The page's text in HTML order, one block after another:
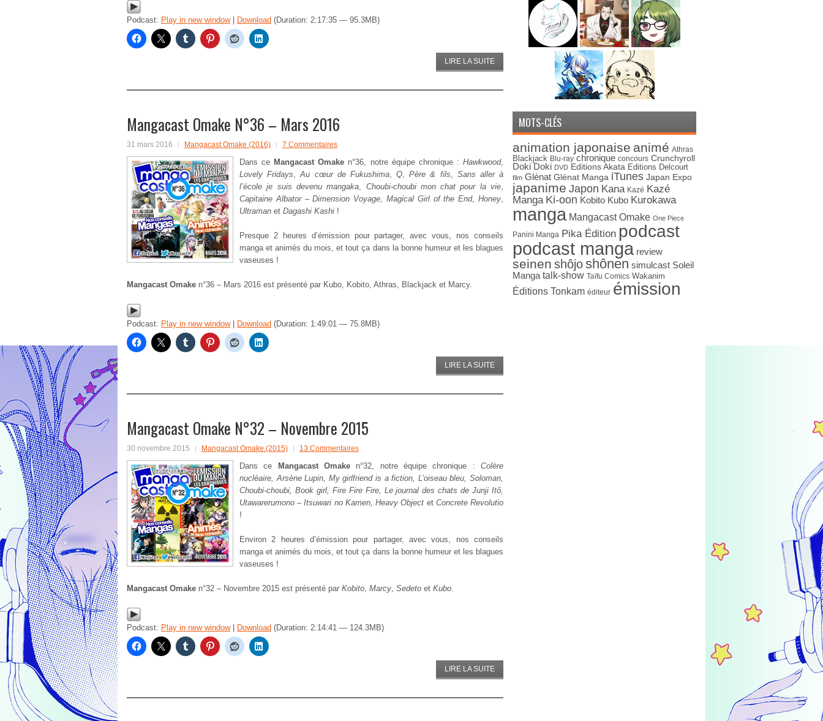
Podcast: Play in new window| Download (Duration: 2:17:35 — 95.3MB)
LIRE LA SUITE
Mangacast Omake N°36 – Mars 2016
31 mars 2016 Mangacast Omake (2016) 7 Commentaires
Dans ce Mangacast Omake n°36, notre équipe chronique :Hawkwood,
Lovely Fridays,Au cœur de Fukushima,Q,Père & fils, Sans aller à
l’école je suis devenu mangaka, Choubi-choubi mon chat pour la vie,
Capitaine Albator – Dimension Voyage,Magical Girl of the End,Honey,
Ultraman et Dagashi Kashi !
Presque 2 heures d’émission pour partager, avec vous, nos conseils
manga et animés du mois, et tout ça dans la bonne humeur et les blagues
vaseuses !
Mangacast Omake n°36 – Mars 2016 est présenté par Kubo, Kobito, Athras, Blackjack et Marcy.
Podcast: Play in new window| Download (Duration: 1:49:01 — 75.8MB)
LIRE LA SUITE
Mangacast Omake N°32 – Novembre 2015
30 novembre 2015 Mangacast Omake (2015) 13 Commentaires
Dans ce Mangacast Omake n°32, notre équipe chronique :Colère
nucléaire, Arsène Lupin, My girlfriend is a fiction, L’oiseau bleu, Soloman,
Choubi-choubi, Book girl, Fire Fire Fire, Le journal des chats de Junji Itô,
Utawarerumono – Itsuwari no Kamen, Heavy Object etConcrete Revolutio
!
Environ 2 heures d’émission pour partager, avec vous, nos conseils
manga et animés du mois, et tout ça dans la bonne humeur et les blagues
vaseuses !
Mangacast Omake n°32 – Novembre 2015 est présenté par Kobito, Marcy, Sedeto et Kubo.
Podcast: Play in new window| Download (Duration: 2:14:41 — 124.3MB)
LIRE LA SUITE
MOTS-CLÉS
animation japonaise animé Athras
Blackjack Blu-ray chronique concours Crunchyroll
Doki Doki DVD Editions Akata Editions Delcourt
film Glénat Glénat Manga iTunes Japan Expo
japanime Japon Kana Kazé Kazé
Manga Ki-oon Kobito Kubo Kurokawa
manga Mangacast Omake One Piece
Panini Manga Pika Édition podcast
podcast manga review
seinen shôjoshônen simulcast Soleil
Manga talk-show Taïfu Comics Wakanim
Éditions Tonkam éditeur émission